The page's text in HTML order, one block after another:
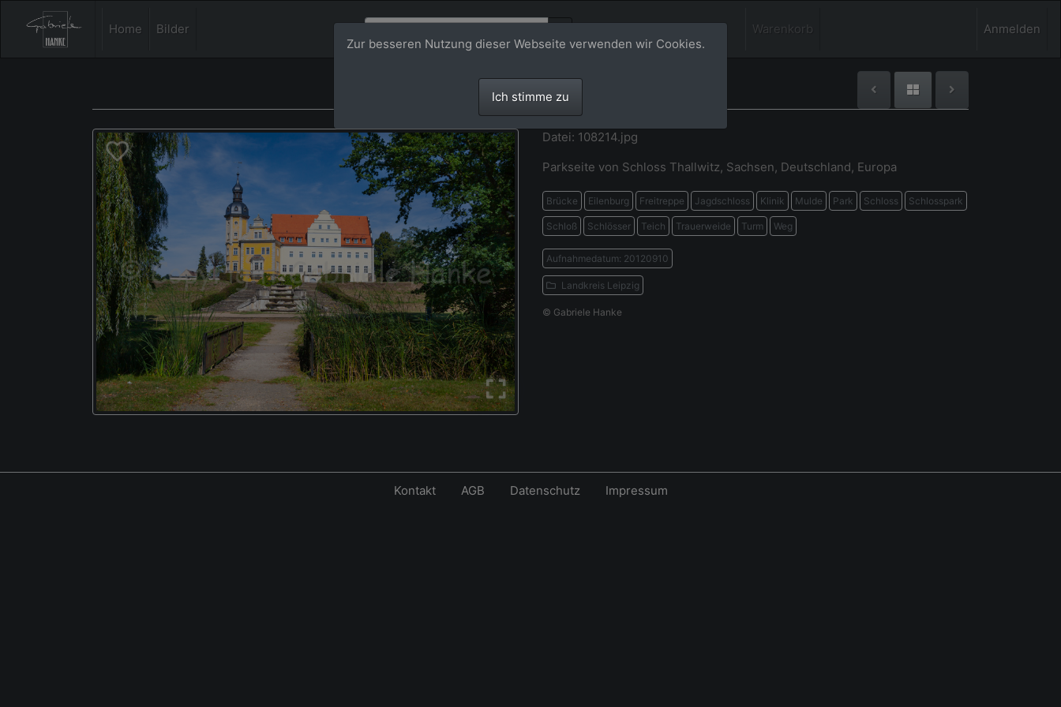
Home Bilder Warenkorb Anmelden
Datei: 108214.jpg
Parkseite von Schloss Thallwitz, Sachsen, Deutschland, Europa
Brücke Eilenburg Freitreppe Jagdschloss Klinik Mulde Park Schloss Schlosspark
Schloß Schlösser Teich Trauerweide Turm Weg
Aufnahmedatum: 20120910
Landkreis Leipzig
© Gabriele Hanke
Zur besseren Nutzung dieser Webseite verwenden wir Cookies.
Ich stimme zu
Kontakt AGB Datenschutz Impressum